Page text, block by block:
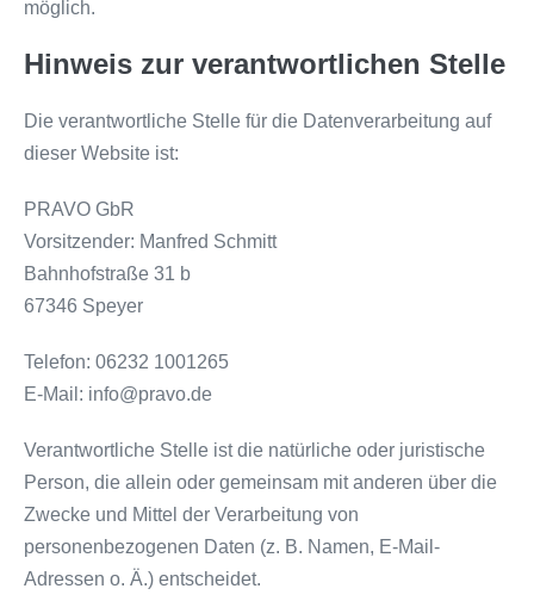
möglich.
Hinweis zur verantwortlichen Stelle
Die verantwortliche Stelle für die Datenverarbeitung auf
dieser Website ist:
PRAVO GbR
Vorsitzender: Manfred Schmitt
Bahnhofstraße 31 b
67346 Speyer
Telefon: 06232 1001265
E-Mail: info@pravo.de
Verantwortliche Stelle ist die natürliche oder juristische
Person, die allein oder gemeinsam mit anderen über die
Zwecke und Mittel der Verarbeitung von
personenbezogenen Daten (z. B. Namen, E-Mail-
Adressen o. Ä.) entscheidet.